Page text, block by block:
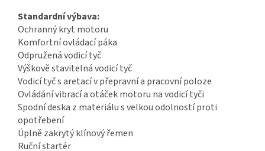
Standardní výbava:
Ochranný kryt motoru
Komfortní ovládací páka
Odpružená vodicí tyč
Výškově stavitelná vodicí tyč
Vodicí tyč s aretací v přepravní a pracovní poloze
Ovládání vibrací a otáček motoru na vodicí tyči
Spodní deska z materiálu s velkou odolností proti
opotřebení
Úplně zakrytý klínový řemen
Ruční startér